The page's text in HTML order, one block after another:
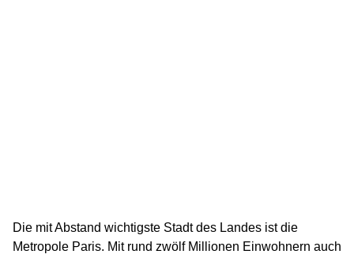
Die mit Abstand wichtigste Stadt des Landes ist die
Metropole Paris. Mit rund zwölf Millionen Einwohnern auch